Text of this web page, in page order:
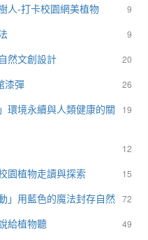
9
人-打卡校園網美植物
9
20
然文創設計
26
漆彈
19
環境永續與人類健康的關
12
15
園植物走讀與探索
72
」用藍色的魔法封存自然
49
給植物聽